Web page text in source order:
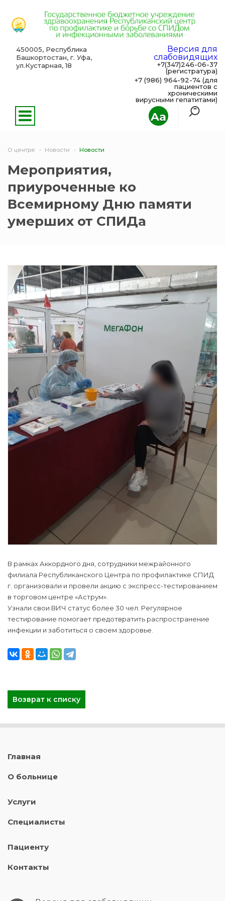
Aa
450005, Республика
Башкортостан, г. Уфа,
ул.Кустарная, 18
Версия для
слабовидящих
+7(347)246-06-37
(регистратура)
+7 (986) 964-92-74 (для
пациентов с
хроническими
вирусными гепатитами)
О центре Новости Новости
Мероприятия,
приуроченные ко
Всемирному Дню памяти
умерших от СПИДа
В рамках Аккордного дня, сотрудники межрайонного
филиала Республиканского Центра по профилактике СПИД
г. организовали и провели акцию с экспресс-тестированием
в торговом центре «Аструм».
Узнали свои ВИЧ статус более 30 чел. Регулярное
тестирование помогает предотвратить распространение
инфекции и заботиться о своем здоровье.
Возврат к списку
Главная
О больнице
Услуги
Специалисты
Пациенту
Контакты